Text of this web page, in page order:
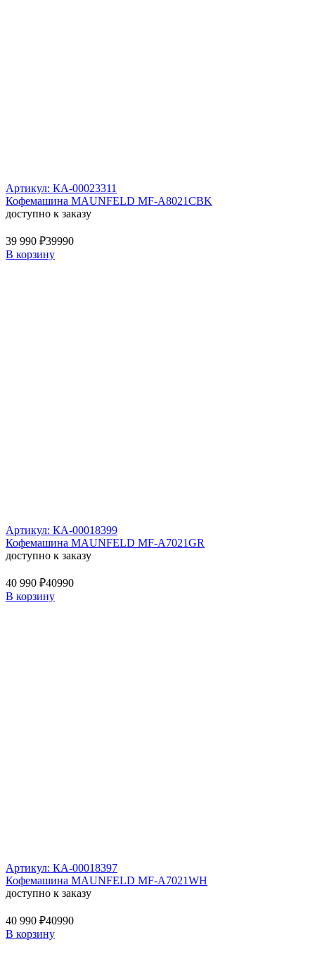
Артикул: КА-00023311
Кофемашина MAUNFELD MF-A8021CBK
доступно к заказу
39 990 ₽39990
В корзину
Артикул: КА-00018399
Кофемашина MAUNFELD MF-A7021GR
доступно к заказу
40 990 ₽40990
В корзину
Артикул: КА-00018397
Кофемашина MAUNFELD MF-A7021WH
доступно к заказу
40 990 ₽40990
В корзину